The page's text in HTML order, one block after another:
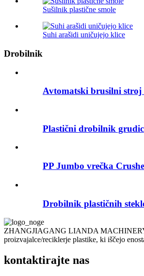
Sušilnik plastične smole
Suhi arašidi uničujejo klice
Drobilnik
Avtomatski brusilni stroj
Plastični drobilnik grudic
PP Jumbo vrečka
Drobilnik plastičnih
ZHANGJIAGANG LIANDA MACHINERY
proizvajalce/reciklerje plastike, ki iščejo
kontaktirajte nas